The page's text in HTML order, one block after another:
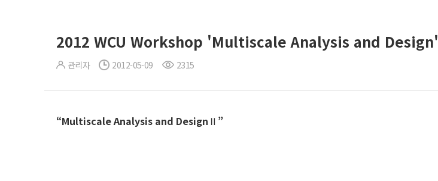
2012 WCU Workshop 'Multiscale Analysis and Design'
관리자 2012-05-09 2315
“Multiscale Analysis and Design Ⅱ ”